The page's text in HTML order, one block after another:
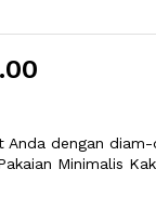
Anda dengan
Minimalis